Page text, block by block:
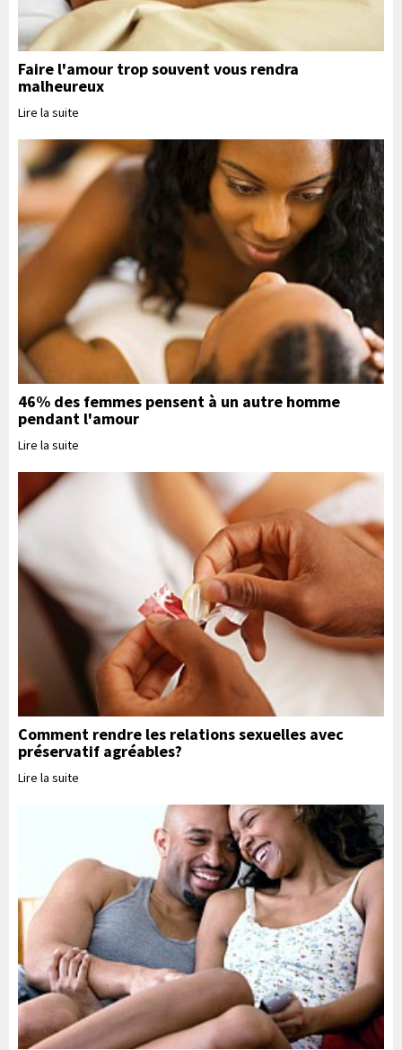
Faire l'amour trop souvent vous rendra
malheureux
Lire la suite
46% des femmes pensent à un autre homme
pendant l'amour
Lire la suite
Comment rendre les relations sexuelles avec
préservatif agréables?
Lire la suite